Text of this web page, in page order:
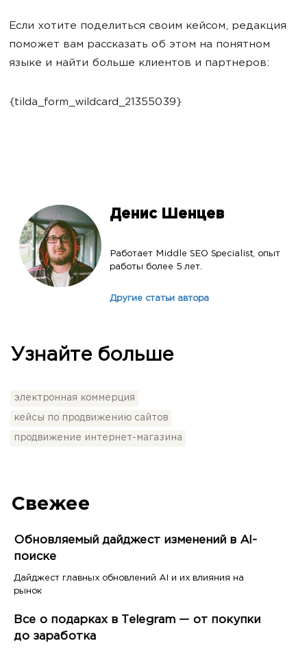
Если хотите поделиться своим кейсом, редакция
поможет вам рассказать об этом на понятном
языке и найти больше клиентов и партнеров:
{tilda_form_wildcard_21355039}
Денис Шенцев
Работает Middle SEO Specialist, опыт
работы более 5 лет.
Другие статьи автора
Узнайте больше
электронная коммерция
кейсы по продвижению сайтов
продвижение интернет-магазина
Свежее
Обновляемый дайджест изменений в AI-
поиске
Дайджест главных обновлений AI и их влияния на
рынок
Все о подарках в Telegram — от покупки
до заработка